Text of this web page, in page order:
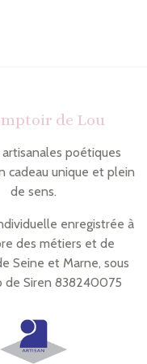
de Lou
poétiques
cadeau unique et plein
de sens.
enregistrée à
des métiers et de
Seine et Marne, sous
de Siren 838240075